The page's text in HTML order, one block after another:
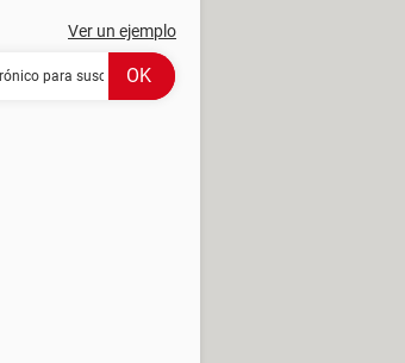
Ver un ejemplo